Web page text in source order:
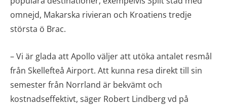
omnejd, Makarska rivieran och Kroatiens tredje
största ö Brac.
– Vi är glada att Apollo väljer att utöka antalet resmål
från Skellefteå Airport. Att kunna resa direkt till sin
semester från Norrland är bekvämt och
kostnadseffektivt, säger Robert Lindberg vd på